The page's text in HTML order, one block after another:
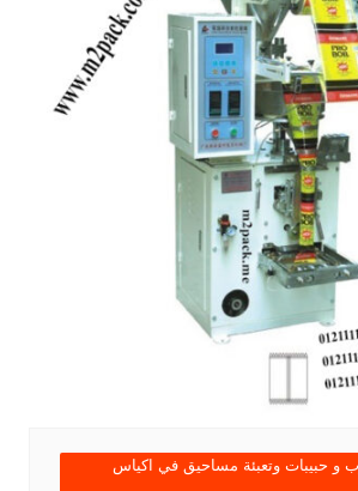
و حبيبات وتعبئة مساحيق في اكياس